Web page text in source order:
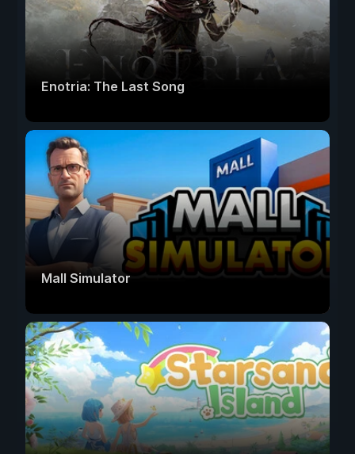
Enotria: The Last Song
Mall Simulator